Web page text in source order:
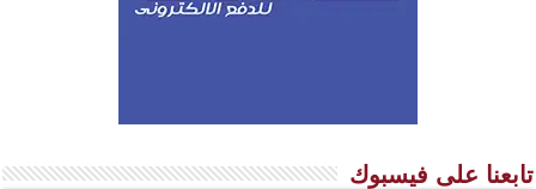
تابعنا على فيسبوك